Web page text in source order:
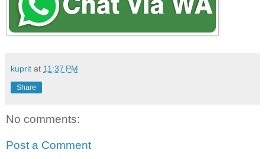
kuprit at 11:37 PM
Share
No comments:
Post a Comment